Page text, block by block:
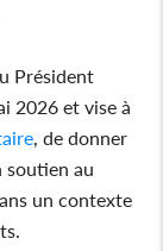
Président
2026 et vise à
, de donner
soutien au
un contexte